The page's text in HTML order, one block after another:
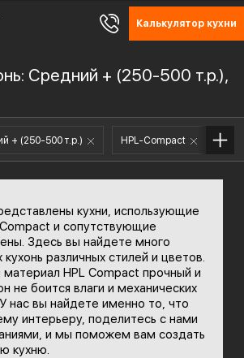
Калькулятор кухни
Средний + (250-500 т.р.),
+ (250-500 т.р.) HPL-Compact
кухни, использующие
и сопутствующие
Здесь вы найдете много
различных стилей и цветов.
HPL Compact прочный и
не боится влаги и механических
нас вы найдете именно то, что
интерьеру, поделитесь с нами
и мы поможем вам создать
кухню.